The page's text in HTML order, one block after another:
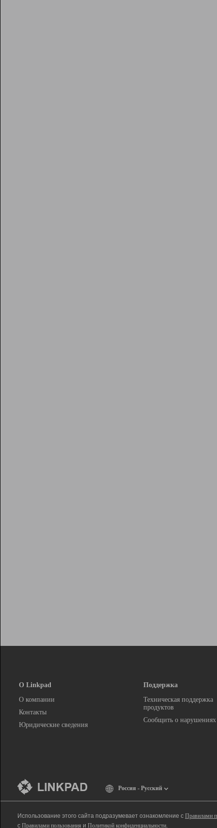
О Linkpad
О компании
Контакты
Юридические сведения
Поддержка
Техническая поддержка
продуктов
Сообщить о нарушениях
Россия - Русский
Использование этого сайта подразумевает ознакомление с Правилами
с Правилами пользования и Политикой конфиденциальности.